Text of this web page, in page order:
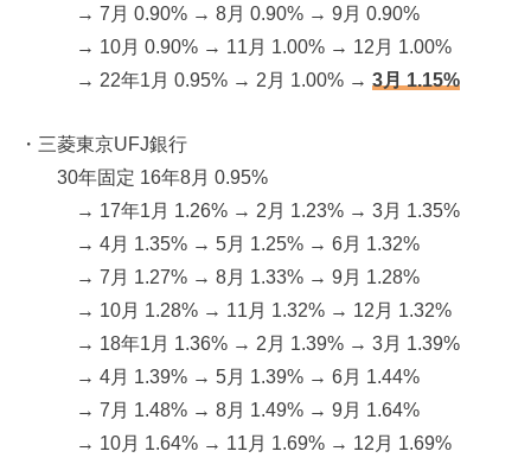
→ 7月 0.90% → 8月 0.90% → 9月 0.90%
→ 10月 0.90% → 11月 1.00% → 12月 1.00%
→ 22年1月 0.95% → 2月 1.00% →3月 1.15%
・三菱東京UFJ銀行
30年固定 16年8月 0.95%
→ 17年1月 1.26% → 2月 1.23% → 3月 1.35%
→ 4月 1.35% → 5月 1.25% → 6月 1.32%
→ 7月 1.27% → 8月 1.33% → 9月 1.28%
→ 10月 1.28% → 11月 1.32% → 12月 1.32%
→ 18年1月 1.36% → 2月 1.39% → 3月 1.39%
→ 4月 1.39% → 5月 1.39% → 6月 1.44%
→ 7月 1.48% → 8月 1.49% → 9月 1.64%
→ 10月 1.64% → 11月 1.69% → 12月 1.69%